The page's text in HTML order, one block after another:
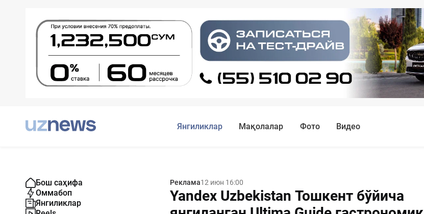
Янгиликлар Мақолалар Фото Видео
Бош саҳифа
Оммабоп
Янгиликлар
Реклама12 июн 16:00
Yandex Uzbekistan Тошкент бўйича